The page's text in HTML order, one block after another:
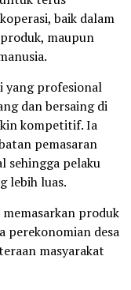
baik dalam
maupun
yang profesional
dan bersaing di
kompetitif. Ia
pemasaran
sehingga pelaku
lebih luas.
produk
perekonomian desa
masyarakat